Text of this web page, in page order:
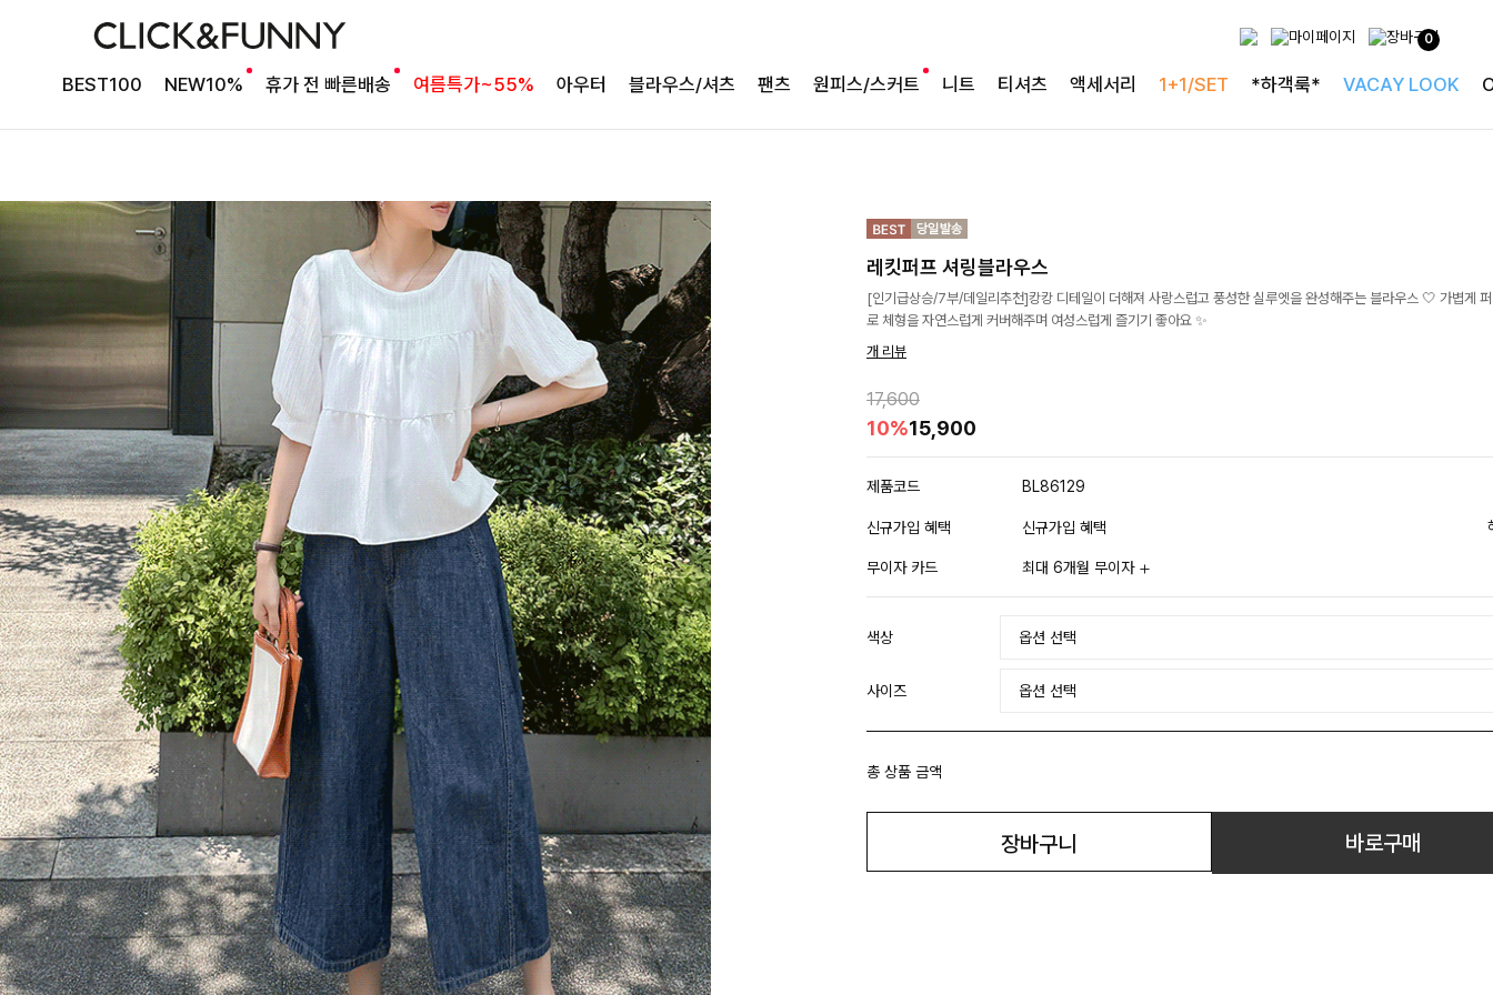
0
BEST100 NEW10% 휴가 전 빠른배송 여름특가~55% 아우터 블라우스/셔츠 팬츠 원피스/스커트 니트 티셔츠 액세서리 1+1/SET *하객룩* VACAY LOOK
레킷퍼프 셔링블라우스
[인기급상승/7부/데일리추천]캉캉 디테일이 더해져 사랑스럽고 풍성한 실루엣을 완성해주는 블라우스 🤍 가볍게
로 체형을 자연스럽게 커버해주며 여성스럽게 즐기기 좋아요 ✨
개 리뷰
17,600
10%15,900
제품코드 BL86129
신규가입 혜택 신규가입 혜택
무이자 카드 최대 6개월 무이자
색상
사이즈
총 상품 금액
장바구니 바로구매